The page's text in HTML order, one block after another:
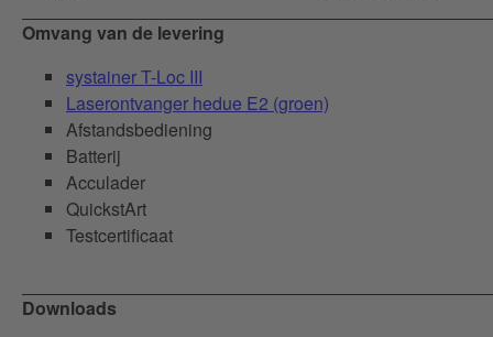
Omvang van de levering
systainer T-Loc III
Laserontvanger hedue E2 (groen)
Afstandsbediening
Batterij
Acculader
QuickstArt
Testcertificaat
Downloads